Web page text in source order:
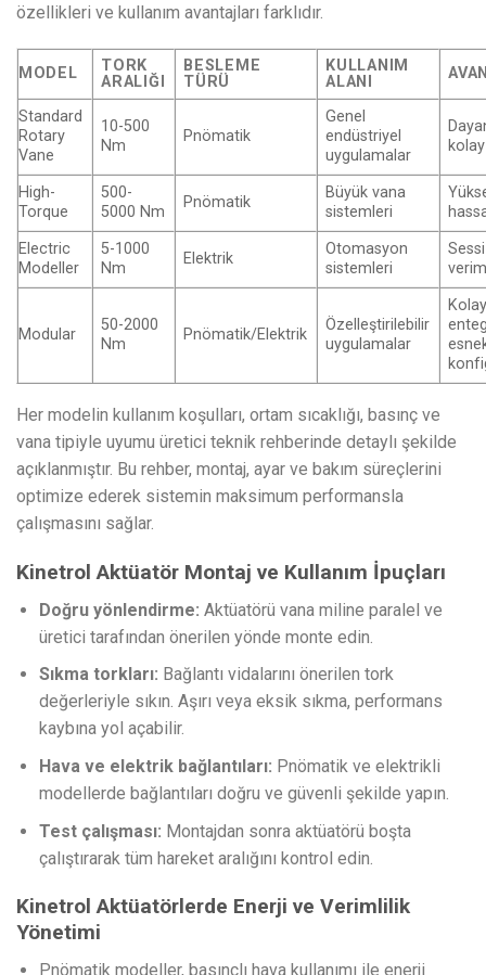
özellikleri ve kullanım avantajları farklıdır.
MODEL
TORK
ARALIĞI
BESLEME
TÜRÜ
KULLANIM
ALANI
Standard
Rotary
Vane
10-500
Nm
Pnömatik
Genel
endüstriyel
uygulamalar
High-
Torque
500-
5000 Nm
Pnömatik
Büyük vana
sistemleri
Electric
Modeller
5-1000
Nm
Elektrik
Otomasyon
sistemleri
Modular
50-2000
Nm
Pnömatik/Elektrik
Özelleştirilebilir
uygulamalar
Her modelin kullanım koşulları, ortam sıcaklığı, basınç ve
vana tipiyle uyumu üretici teknik rehberinde detaylı şekilde
açıklanmıştır. Bu rehber, montaj, ayar ve bakım süreçlerini
optimize ederek sistemin maksimum performansla
çalışmasını sağlar.
Kinetrol Aktüatör Montaj ve Kullanım İpuçları
Doğru yönlendirme: Aktüatörü vana miline paralel ve
üretici tarafından önerilen yönde monte edin.
Sıkma torkları: Bağlantı vidalarını önerilen tork
değerleriyle sıkın. Aşırı veya eksik sıkma, performans
kaybına yol açabilir.
Hava ve elektrik bağlantıları: Pnömatik ve elektrikli
modellerde bağlantıları doğru ve güvenli şekilde yapın.
Test çalışması: Montajdan sonra aktüatörü boşta
çalıştırarak tüm hareket aralığını kontrol edin.
Kinetrol Aktüatörlerde Enerji ve Verimlilik
Yönetimi
Pnömatik modeller, basınçlı hava kullanımı ile enerji